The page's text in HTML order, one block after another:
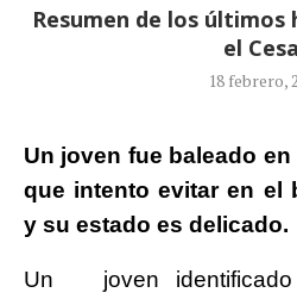
Resumen de los últimos
el
18 febrero,
Un joven fue baleado
que intento evitar en el
y su estado es delicado.
Un joven identificado